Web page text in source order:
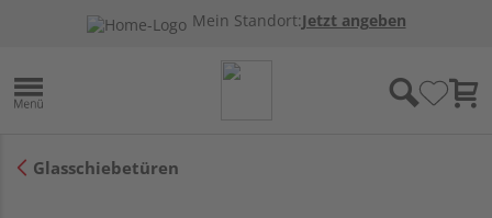
Mein Standort:Jetzt angeben
Glasschiebetüren